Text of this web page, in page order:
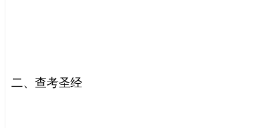
二、查考圣经